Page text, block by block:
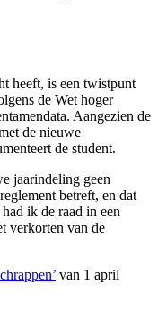
heeft, is een twistpunt
de Wet hoger
Aangezien de
de nieuwe
de student.
jaarindeling geen
betreft, en dat
ik de raad in een
verkorten van de
van 1 april